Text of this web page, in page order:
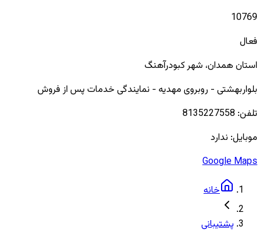
10769
فعال
استان همدان، شهرکبودرآهنگ
بلواربهشتی - روبروی مهدیه - نمایندگی خدمات پس از فروش
تلفن: 8135227558
موبایل: ندارد
Google Maps
خانه
پشتیبانی